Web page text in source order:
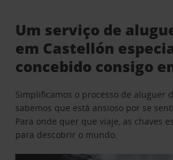
Um serviço de
em Castellón
concebido consigo
Simplificamos o processo de aluguer
sabemos que está ansioso por se
Para onde quer que viaje, as chaves
para descobrir o mundo.